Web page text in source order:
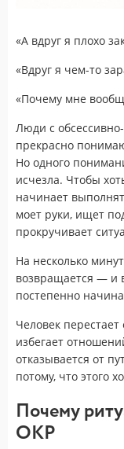
«А вдруг я плохо
«Вдруг я чем-то
«Почему мне
Люди с
прекрасно
Но одного
исчезла. Чтобы
начинает
моет руки, ищет
прокручивает
На несколько
возвращается — и
постепенно
Человек
избегает
отказывается от
потому, что этого
Почему
ОКР